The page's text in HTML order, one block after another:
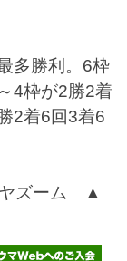
勝利。6枠
4枠が2勝2着
2着6回3着6
ズーム ▲